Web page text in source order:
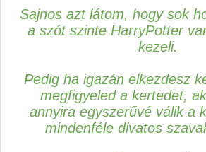
Sajnos azt látom, hogy sok
a szót szinte HarryPotter
kezeli.
Pedig ha igazán elkezdesz
megfigyeled a kertedet,
annyira egyszerűvé válik a
mindenféle divatos